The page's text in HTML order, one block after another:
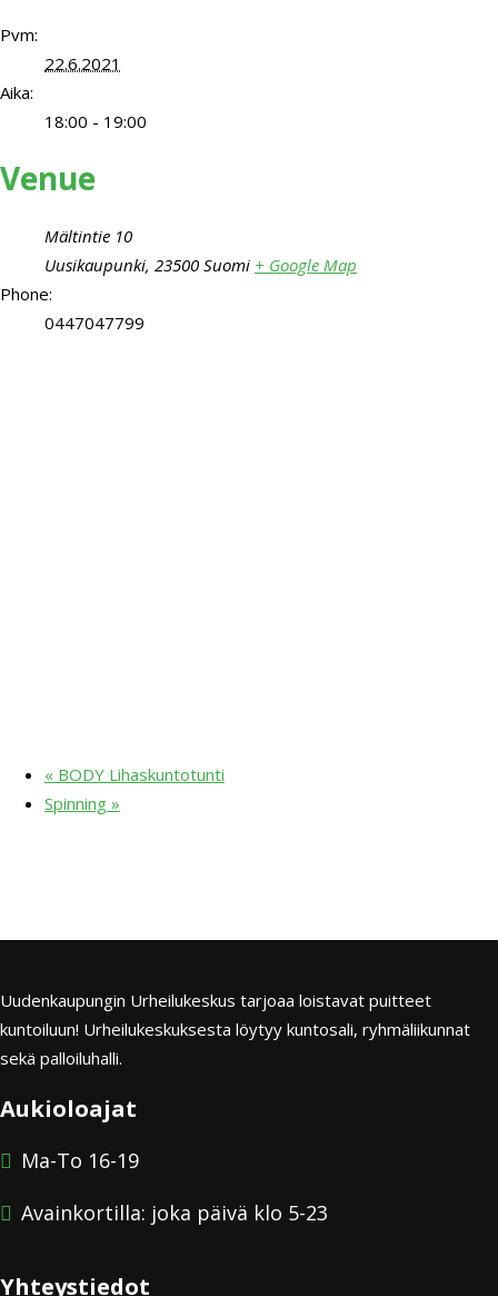
Pvm:
22.6.2021
Aika:
18:00 - 19:00
Venue
Mältintie 10
Uusikaupunki, 23500 Suomi + Google Map
Phone:
0447047799
« BODY Lihaskuntotunti
Spinning »
Uudenkaupungin Urheilukeskus tarjoaa loistavat puitteet
kuntoiluun! Urheilukeskuksesta löytyy kuntosali, ryhmäliikunnat
sekä palloiluhalli.
Aukioloajat
Ma-To 16-19
Avainkortilla: joka päivä klo 5-23
Yhteystiedot